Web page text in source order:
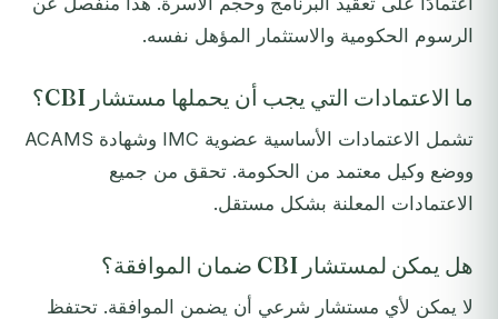
الرسوم الحكومية والاستثمار المؤهل نفسه.
ما الاعتمادات التي يجب أن يحملها مستشار CBI؟
تشمل الاعتمادات الأساسية عضوية IMC وشهادة ACAMS
ووضع وكيل معتمد من الحكومة. تحقق من جميع
الاعتمادات المعلنة بشكل مستقل.
هل يمكن لمستشار CBI ضمان الموافقة؟
لا يمكن لأي مستشار شرعي أن يضمن الموافقة. تحتفظ